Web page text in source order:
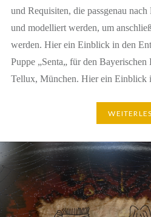
und Requisiten, die passgenau
und modelliert werden, um
werden. Hier ein Einblick in den
Puppe „Senta„ für den
Tellux, München. Hier ein